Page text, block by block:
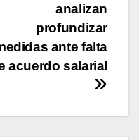
analizan
profundizar
ante falta
acuerdo salarial